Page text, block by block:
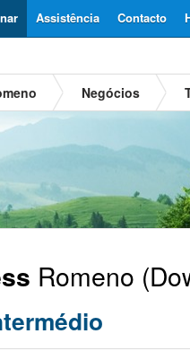
Contacto
Assistência
Negócios
Romeno